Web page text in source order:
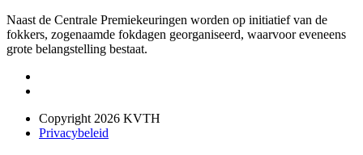
Naast de Centrale Premiekeuringen worden op initiatief van de
fokkers, zogenaamde fokdagen georganiseerd, waarvoor eveneens
grote belangstelling bestaat.
Copyright 2026 KVTH
Privacybeleid